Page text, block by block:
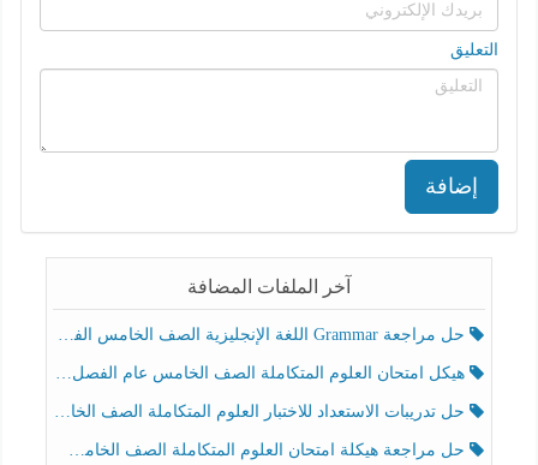
التعليق
إضافة
آخر الملفات المضافة
حل مراجعة Grammar اللغة الإنجليزية الصف الخامس الفصل الثالث
هيكل امتحان العلوم المتكاملة الصف الخامس عام الفصل الدراسي الثالث 2025-2026
حل تدريبات الاستعداد للاختبار العلوم المتكاملة الصف الخامس عام الفصل الثالث
حل مراجعة هيكلة امتحان العلوم المتكاملة الصف الخامس انسبير الفصل الثالث